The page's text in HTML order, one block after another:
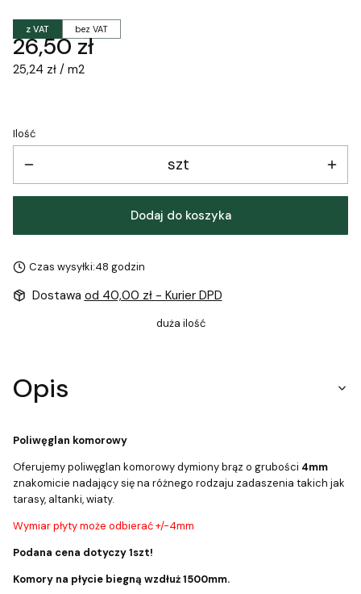
z VAT bez VAT
Cena
26,50 zł
25,24 zł / m2
Ilość
szt
Dodaj do koszyka
Czas wysyłki:48 godzin
Dostawa od 40,00 zł - Kurier DPD
duża ilość
Opis
Poliwęglan komorowy
Oferujemy poliwęglan komorowy dymiony brąz o grubości 4mm
znakomicie nadający się na różnego rodzaju zadaszenia takich jak
tarasy, altanki, wiaty.
Wymiar płyty może odbierać +/-4mm
Podana cena dotyczy 1szt!
Komory na płycie biegną wzdłuż 1500mm.